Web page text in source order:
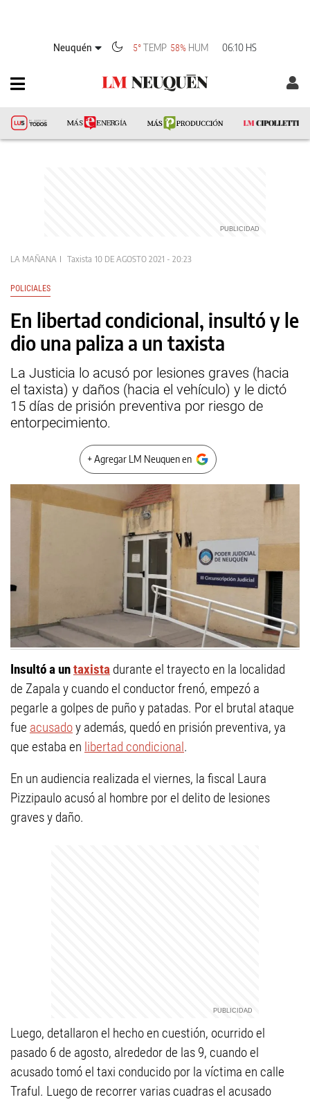
Neuquén 5°TEMP 58% HUM 06:10 HS
LA MAÑANA Taxista 10 DE AGOSTO 2021 - 20:23
POLICIALES
En libertad condicional, insultó y le
dio una paliza a un taxista
La Justicia lo acusó por lesiones graves (hacia
el taxista) y daños (hacia el vehículo) y le dictó
15 días de prisión preventiva por riesgo de
entorpecimiento.
+ Agregar LM Neuquen en
Insultó a untaxista durante el trayecto en la localidad
de Zapala y cuando el conductor frenó, empezó a
pegarle a golpes de puño y patadas. Por el brutal ataque
fue acusadoy además, quedó en prisión preventiva, ya
que estaba en libertad condicional.
En un audiencia realizada el viernes, la fiscal Laura
Pizzipaulo acusó al hombre por el delito de lesiones
graves y daño.
Luego, detallaron el hecho en cuestión, ocurrido el
pasado 6 de agosto, alrededor de las 9, cuando el
acusado tomó el taxi conducido por la víctima en calle
Traful. Luego de recorrer varias cuadras el acusado